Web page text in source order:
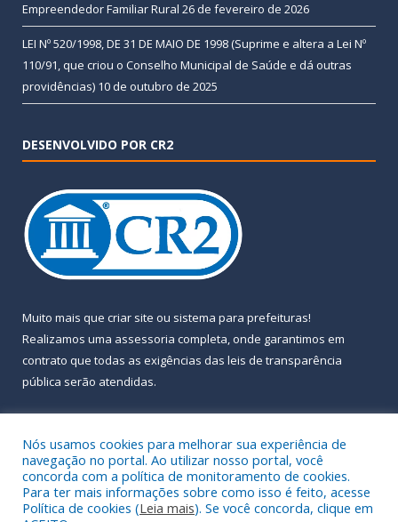
Empreendedor Familiar Rural 26 de fevereiro de 2026
LEI Nº 520/1998, DE 31 DE MAIO DE 1998 (Suprime e altera a Lei Nº
110/91, que criou o Conselho Municipal de Saúde e dá outras
providências) 10 de outubro de 2025
DESENVOLVIDO POR CR2
Muito mais que criar site ou sistema para prefeituras!
Realizamos uma assessoria completa, onde garantimos em
contrato que todas as exigências das leis de transparência
pública serão atendidas.
Todos os direitos reservados a Prefeitura Municipal de Almeirim.
Nós usamos cookies para melhorar sua experiência de
navegação no portal. Ao utilizar nosso portal, você
concorda com a política de monitoramento de cookies.
Para ter mais informações sobre como isso é feito, acesse
Política de cookies (Leia mais). Se você concorda, clique em